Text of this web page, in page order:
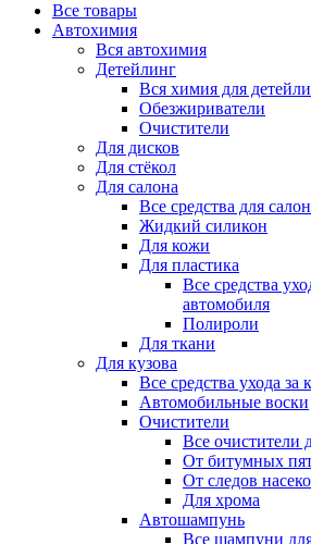
Все товары
Автохимия
Вся автохимия
Детейлинг
Вся химия для
Обезжириватели
Очистители
Для дисков
Для стёкол
Для салона
Все средства для
Жидкий силикон
Для кожи
Для пластика
Все средства
автомобиля
Полироли
Для ткани
Для кузова
Все средства ухода за
Автомобильные воски
Очистители
Все очистители
От битумных
От следов
Для хрома
Автошампунь
Все шампуни